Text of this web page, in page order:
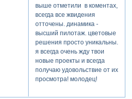
выше отметили в коментах,
всегда все жвидения
отточены. динамика -
высший пилотаж. цветовые
решения просто уникальны.
я всегда очень жду твои
новые проекты и всегда
получаю удовольствие от их
просмотра! молодец!